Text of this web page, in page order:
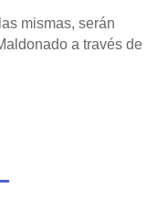
mismas, serán
a través de